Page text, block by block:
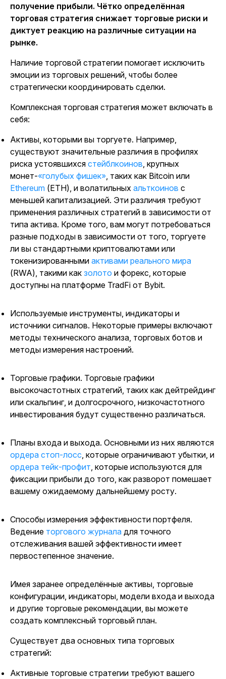
получение прибыли. Чётко определённая
торговая стратегия снижает торговые риски и
диктует реакцию на различные ситуации на
рынке.
Наличие торговой стратегии помогает исключить
эмоции из торговых решений, чтобы более
стратегически координировать сделки.
Комплексная торговая стратегия может включать в
себя:
Активы, которыми вы торгуете. Например,
существуют значительные различия в профилях
риска устоявшихся стейблкоинов, крупных
монет-«голубых фишек», таких как Bitcoin или
Ethereum (ETH), и волатильных альткоинов с
меньшей капитализацией. Эти различия требуют
применения различных стратегий в зависимости от
типа актива. Кроме того, вам могут потребоваться
разные подходы в зависимости от того, торгуете
ли вы стандартными криптовалютами или
токенизированными активами реального мира
(RWA), такими как золото и форекс, которые
доступны на платформе TradFi от Bybit.
Используемые инструменты, индикаторы и
источники сигналов. Некоторые примеры включают
методы технического анализа, торговых ботов и
методы измерения настроений.
Торговые графики. Торговые графики
высокочастотных стратегий, таких как дейтрейдинг
или скальпинг, и долгосрочного, низкочастотного
инвестирования будут существенно различаться.
Планы входа и выхода. Основными из них являются
ордера стоп-лосс, которые ограничивают убытки, и
ордера тейк-профит, которые используются для
фиксации прибыли до того, как разворот помешает
вашему ожидаемому дальнейшему росту.
Способы измерения эффективности портфеля.
Ведение торгового журнала для точного
отслеживания вашей эффективности имеет
первостепенное значение.
Имея заранее определённые активы, торговые
конфигурации, индикаторы, модели входа и выхода
и другие торговые рекомендации, вы можете
создать комплексный торговый план.
Существует два основных типа торговых
стратегий:
Активные торговые стратегии требуют вашего